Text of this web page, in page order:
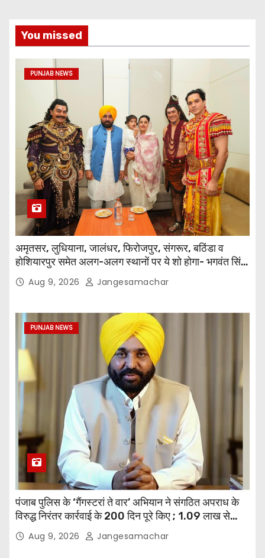
You missed
PUNJAB NEWS
अमृतसर, लुधियाना, जालंधर, फिरोजपुर, संगरूर, बठिंडा व
होशियारपुर समेत अलग-अलग स्थानों पर ये शो होगा- भगवंत सिंह
मान Aug 9, 2026 Jangesamachar
PUNJAB NEWS
पंजाब पुलिस के ‘गैंगस्टरां ते वार’ अभियान ने संगठित अपराध के
विरुद्ध निरंतर कार्रवाई के 200 दिन पूरे किए ; 1.09 लाख से
अधिक छापेमारियाँ कीं, 1,532 घोषित अपराधी गिरफ़्तार किए
Aug 9, 2026 Jangesamachar